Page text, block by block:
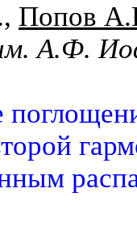
Попов
А.Ф.